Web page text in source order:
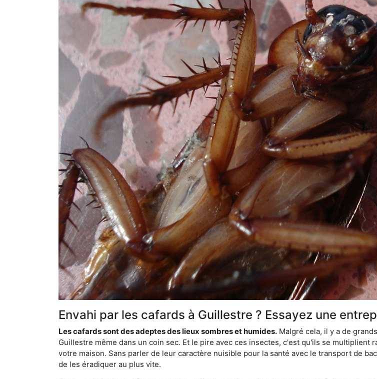
Envahi par les cafards à Guillestre ? Essayez une
Les cafards sont des adeptes des lieux sombres et humides. Malgré cela, il y a de
Guillestre même dans un coin sec. Et le pire avec ces insectes, c'est qu'ils se
votre maison. Sans parler de leur caractère nuisible pour la santé avec le transport de
de les éradiquer au plus vite.